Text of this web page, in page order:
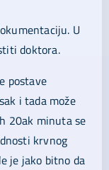
U
doktora.
postave
i tada može
20ak minuta se
krvnog
je jako bitno da